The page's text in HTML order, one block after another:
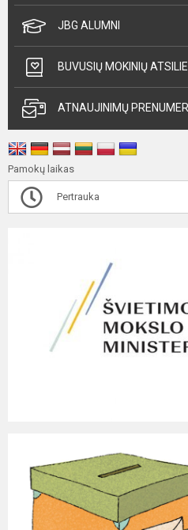
JBG ALUMNI
BUVUSIŲ MOKINIŲ
ATNAUJINIMŲ
Pamokų laikas
Pertrauka